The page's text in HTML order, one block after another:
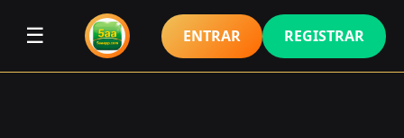
☰ ENTRAR REGISTRAR